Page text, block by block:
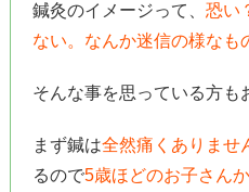
鍼灸のイメージって、 恐い
ない。なんか迷信の様なも
そんな事を思っている方も
まず鍼は全然痛くありませ
るので5歳ほどのお子さん